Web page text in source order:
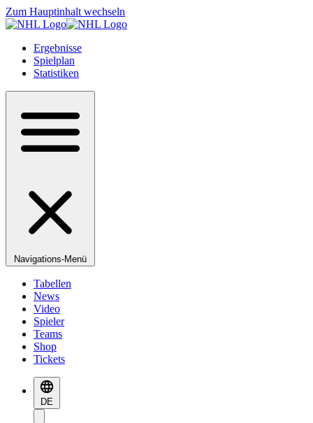
Zum Hauptinhalt wechseln
Ergebnisse
Spielplan
Statistiken
Navigations-Menü
Tabellen
News
Video
Spieler
Teams
Shop
Tickets
DE